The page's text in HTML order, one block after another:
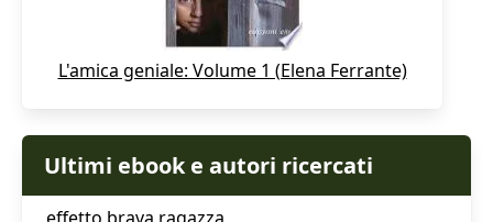
L'amica geniale: Volume 1 (Elena Ferrante)
Ultimi ebook e autori ricercati